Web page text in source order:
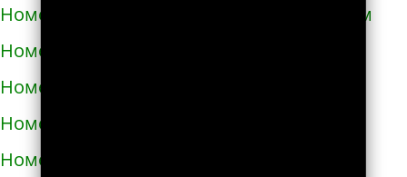
Номера телефонов такси в Слобожанском
Номера телефонов такси в Смеле
Номера телефонов такси в Снигирёвке
Номера телефонов такси в Снятыне
Номера телефонов такси в Сокале